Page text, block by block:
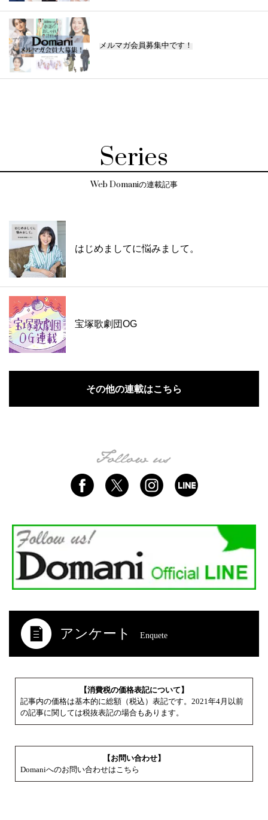
メルマガ会員募集中です！
Series
Web Domaniの連載記事
はじめましてに悩みまして。
宝塚歌劇団OG
その他の連載はこちら
アンケート Enquete
【消費税の価格表記について】
記事内の価格は基本的に総額（税込）表記です。2021年4月以前
の記事に関しては税抜表記の場合もあります。
【お問い合わせ】
Domaniへのお問い合わせはこちら